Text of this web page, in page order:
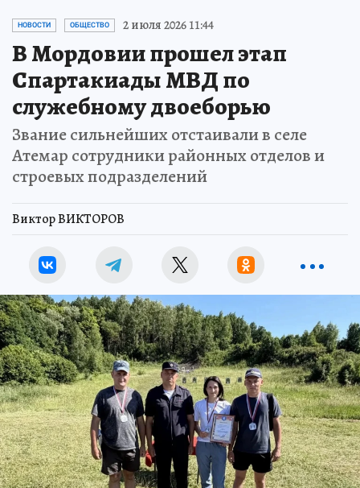
НОВОСТИ ОБЩЕСТВО 2 июля 2026 11:44
В Мордовии прошел этап
Спартакиады МВД по
служебному двоеборью
Звание сильнейших отстаивали в селе
Атемар сотрудники районных отделов и
строевых подразделений
Виктор ВИКТОРОВ